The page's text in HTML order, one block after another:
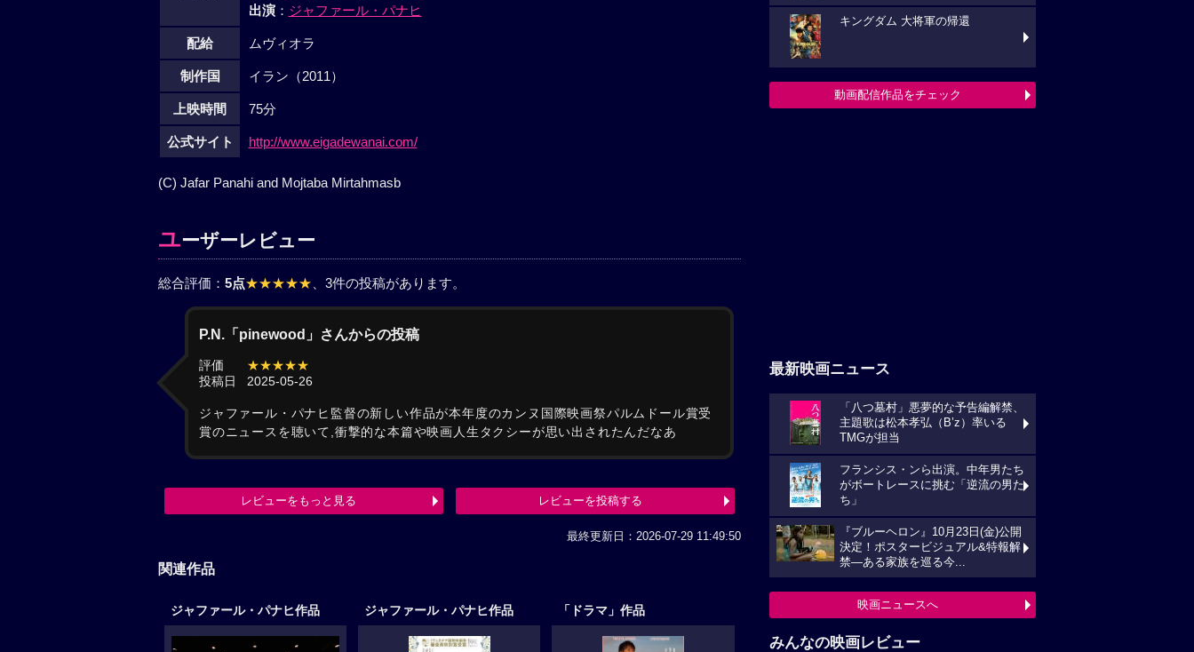
出演： ジャファール・パナヒ
配給 ムヴィオラ
制作国 イラン（2011）
上映時間 75分
公式サイト http://www.eigadewanai.com/
(C) Jafar Panahi and Mojtaba Mirtahmasb
ユーザーレビュー
総合評価： 5点★★★★★ 、3件の投稿があります。
P.N.「pinewood」さんからの投稿
評価
★★★★★
投稿日
2025-05-26
ジャファール・パナヒ監督の新しい作品が本年度のカンヌ国際映画祭パルムドール賞受
賞のニュースを聴いて,衝撃的な本篇や映画人生タクシーが思い出されたんだなあ
レビューをもっと見る レビューを投稿する
最終更新日：2026-07-29 11:49:50
関連作品
ジャファール・パナヒ作品 ジャファール・パナヒ作品 「ドラマ」作品
キングダム 大将軍の帰還
動画配信作品をチェック
最新映画ニュース
「八つ墓村」悪夢的な予告編解禁、
主題歌は松本孝弘（B’z）率いる
TMGが担当
フランシス・ンら出演。中年男たち
がボートレースに挑む「逆流の男た
ち」
『ブルーヘロン』10月23日(金)公開
決定！ポスタービジュアル&特報解
禁―ある家族を巡る今...
映画ニュースへ
みんなの映画レビュー